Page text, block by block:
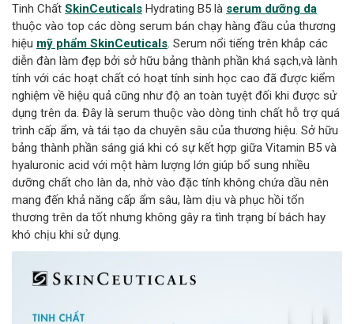
Tinh Chất SkinCeuticals Hydrating B5 là serum dưỡng da
thuộc vào top các dòng serum bán chạy hàng đầu của thương
hiệu mỹ phẩm SkinCeuticals. Serum nổi tiếng trên khắp các
diễn đàn làm đẹp bởi sở hữu bảng thành phần khá sạch,và lành
tính với các hoạt chất có hoạt tính sinh học cao đã được kiểm
nghiệm về hiệu quả cũng như độ an toàn tuyệt đối khi được sử
dụng trên da. Đây là serum thuộc vào dòng tinh chất hỗ trợ quá
trình cấp ẩm, và tái tạo da chuyên sâu của thương hiệu. Sở hữu
bảng thành phần sáng giá khi có sự kết hợp giữa Vitamin B5 và
hyaluronic acid với một hàm lượng lớn giúp bổ sung nhiều
dưỡng chất cho làn da, nhờ vào đặc tính không chứa dầu nên
mang đến khả năng cấp ẩm sâu, làm dịu và phục hồi tổn
thương trên da tốt nhưng không gây ra tình trạng bí bách hay
khó chịu khi sử dụng.